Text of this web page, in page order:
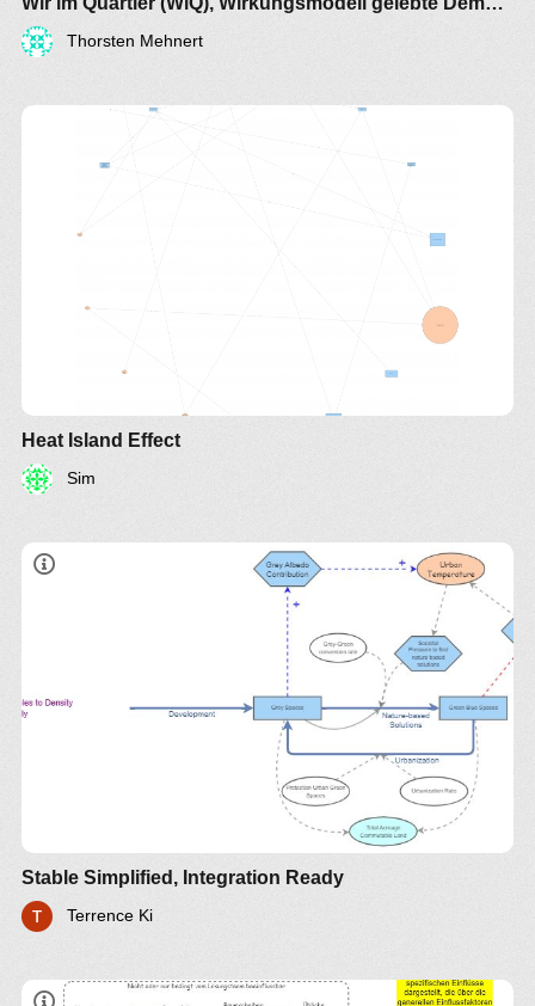
Thorsten Mehnert
Heat Island Effect
Sim
Stable Simplified, Integration Ready
Terrence Ki